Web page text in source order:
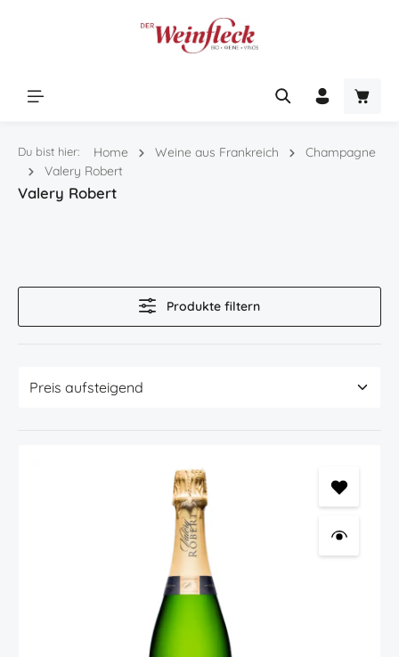
Du bist hier: Home Weine aus Frankreich
Champagne
Valery Robert
Valery Robert
Produkte filtern